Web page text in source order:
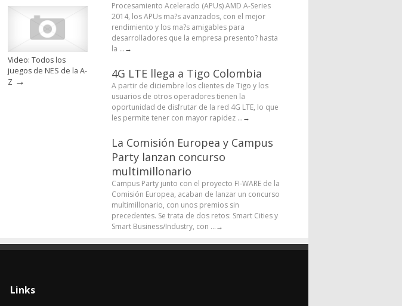
Video: Todos los
juegos de NES de la A-
Z →
Procesamiento Acelerado (APUs) AMD A-Series
2014, los APUs ma?s avanzados, con el mejor
rendimiento y los ma?s amigables para
desarrolladores que la empresa presento? hasta
la ...→
4G LTE llega a Tigo Colombia
A partir de diciembre los clientes de Tigo y los
usuarios de otros operadores tienen la
oportunidad de disfrutar de la red 4G LTE, lo que
les permite tener con mayor rapidez ...→
La Comisión Europea y Campus
Party lanzan concurso
multimillonario
Campus Party junto con el proyecto FI-WARE de la
Comisión Europea, acaban de lanzar un concurso
multimillonario, con unos premios sin
precedentes. Se trata de dos retos: Smart Cities y
Smart Business/Industry, con ...→
Links